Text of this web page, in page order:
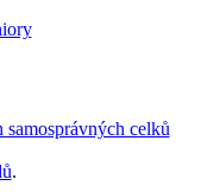
celků
.